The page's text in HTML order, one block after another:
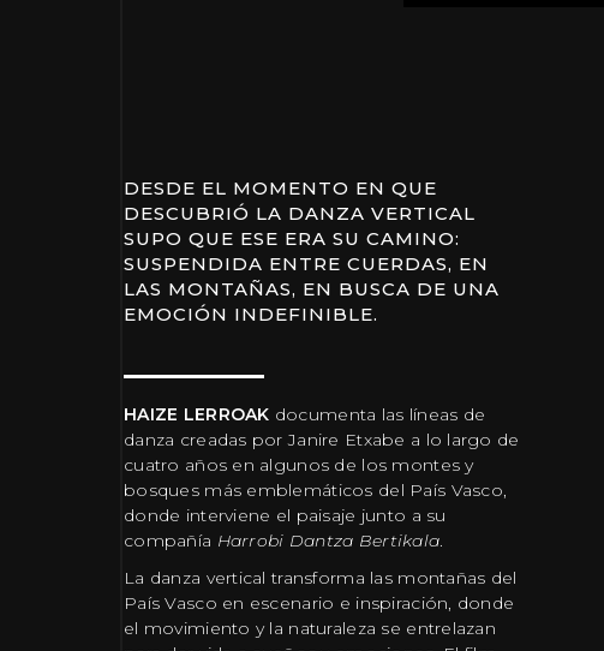
DESDE EL MOMENTO EN QUE
DESCUBRIÓ LA DANZA VERTICAL
SUPO QUE ESE ERA SU CAMINO:
SUSPENDIDA ENTRE CUERDAS, EN
LAS MONTAÑAS, EN BUSCA DE UNA
EMOCIÓN INDEFINIBLE.
HAIZE LERROAK documenta las líneas de
danza creadas por Janire Etxabe a lo largo de
cuatro años en algunos de los montes y
bosques más emblemáticos del País Vasco,
donde interviene el paisaje junto a su
compañía Harrobi Dantza Bertikala.
La danza vertical transforma las montañas del
País Vasco en escenario e inspiración, donde
el movimiento y la naturaleza se entrelazan